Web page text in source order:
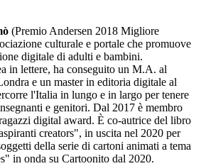
(Premio Andersen 2018 Migliore
culturale e portale che promuove
digitale di adulti e bambini.
in lettere, ha conseguito un M.A. al
e un master in editoria digitale al
l'Italia in lungo e in largo per tenere
e genitori. Dal 2017 è membro
digital award. È co-autrice del libro
creators", in uscita nel 2020 per
della serie di cartoni animati a tema
in onda su Cartoonito dal 2020.